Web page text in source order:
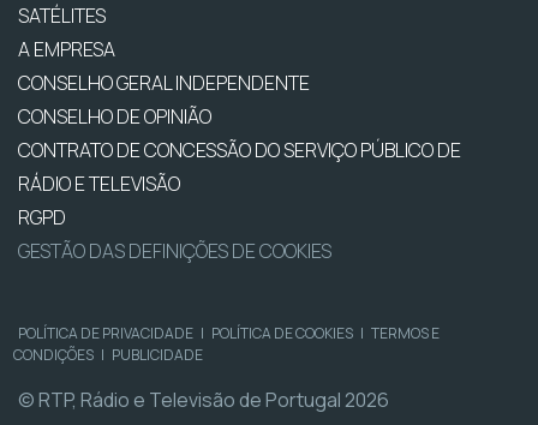
SATÉLITES
A EMPRESA
CONSELHO GERAL INDEPENDENTE
CONSELHO DE OPINIÃO
CONTRATO DE CONCESSÃO DO SERVIÇO PÚBLICO DE
RÁDIO E TELEVISÃO
RGPD
GESTÃO DAS DEFINIÇÕES DE COOKIES
POLÍTICA DE PRIVACIDADE | POLÍTICA DE COOKIES | TERMOS E
CONDIÇÕES | PUBLICIDADE
© RTP, Rádio e Televisão de Portugal 2026